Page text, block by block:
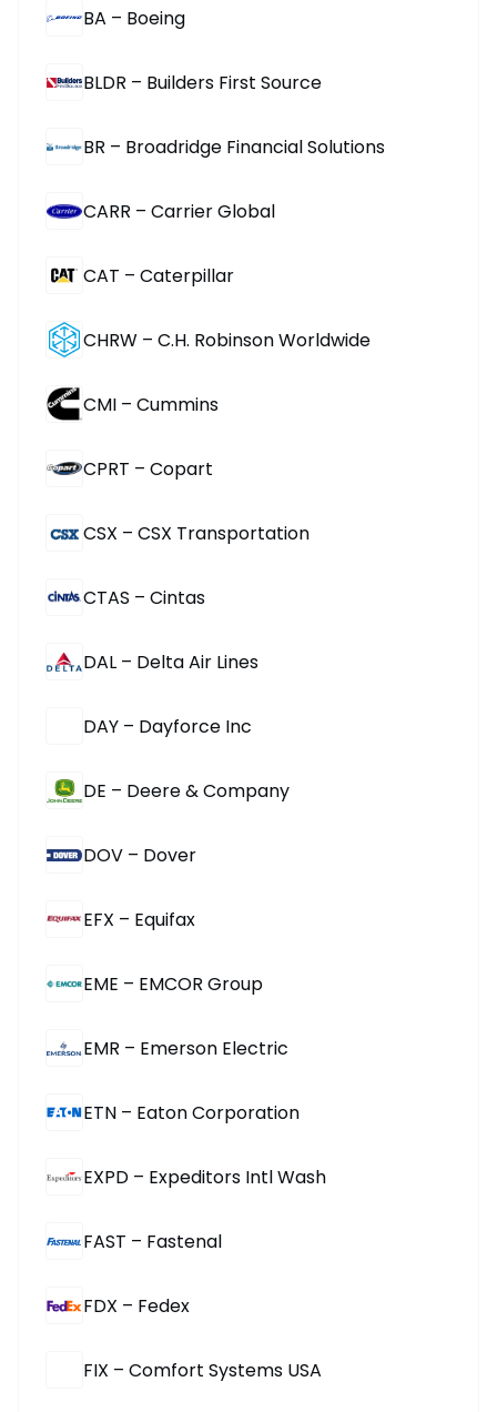
BA – Boeing
BLDR – Builders First Source
BR – Broadridge Financial Solutions
CARR – Carrier Global
CAT – Caterpillar
CHRW – C.H. Robinson Worldwide
CMI – Cummins
CPRT – Copart
CSX – CSX Transportation
CTAS – Cintas
DAL – Delta Air Lines
DAY – Dayforce Inc
DE – Deere & Company
DOV – Dover
EFX – Equifax
EME – EMCOR Group
EMR – Emerson Electric
ETN – Eaton Corporation
EXPD – Expeditors Intl Wash
FAST – Fastenal
FDX – Fedex
FIX – Comfort Systems USA